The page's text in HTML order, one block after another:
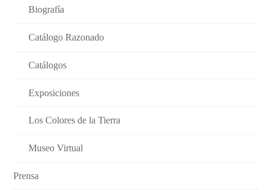
Biografía
Catálogo Razonado
Catálogos
Exposiciones
Los Colores de la Tierra
Museo Virtual
Prensa